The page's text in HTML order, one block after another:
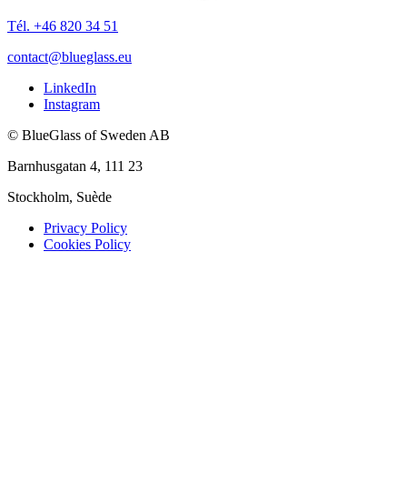
Tél. +46 820 34 51
contact@blueglass.eu
LinkedIn
Instagram
© BlueGlass of Sweden AB
Barnhusgatan 4, 111 23
Stockholm, Suède
Privacy Policy
Cookies Policy